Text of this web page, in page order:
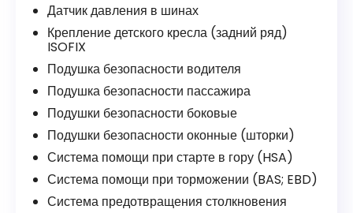
Датчик давления в шинах
Крепление детского кресла (задний ряд)
ISOFIX
Подушка безопасности водителя
Подушка безопасности пассажира
Подушки безопасности боковые
Подушки безопасности оконные (шторки)
Система помощи при старте в гору (HSA)
Система помощи при торможении (BAS; EBD)
Система предотвращения столкновения